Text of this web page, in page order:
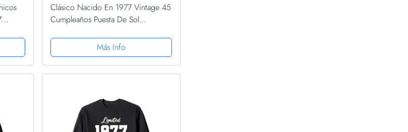
Clásico Nacido En 1977 Vintage 45
Cumpleaños Puesta De Sol
Más Info